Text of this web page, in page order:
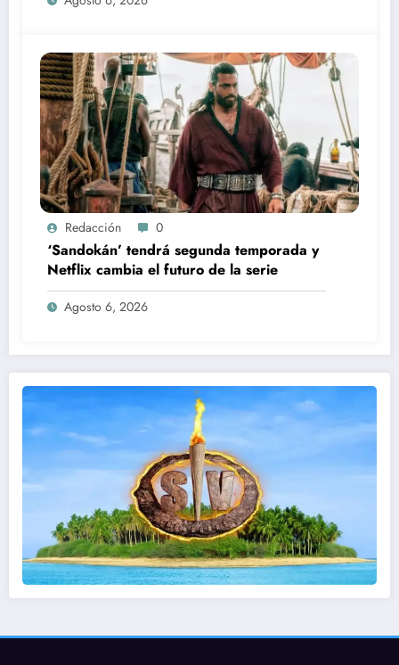
Redacción 0
‘Sandokán’ tendrá segunda temporada y
Netflix cambia el futuro de la serie
Agosto 6, 2026